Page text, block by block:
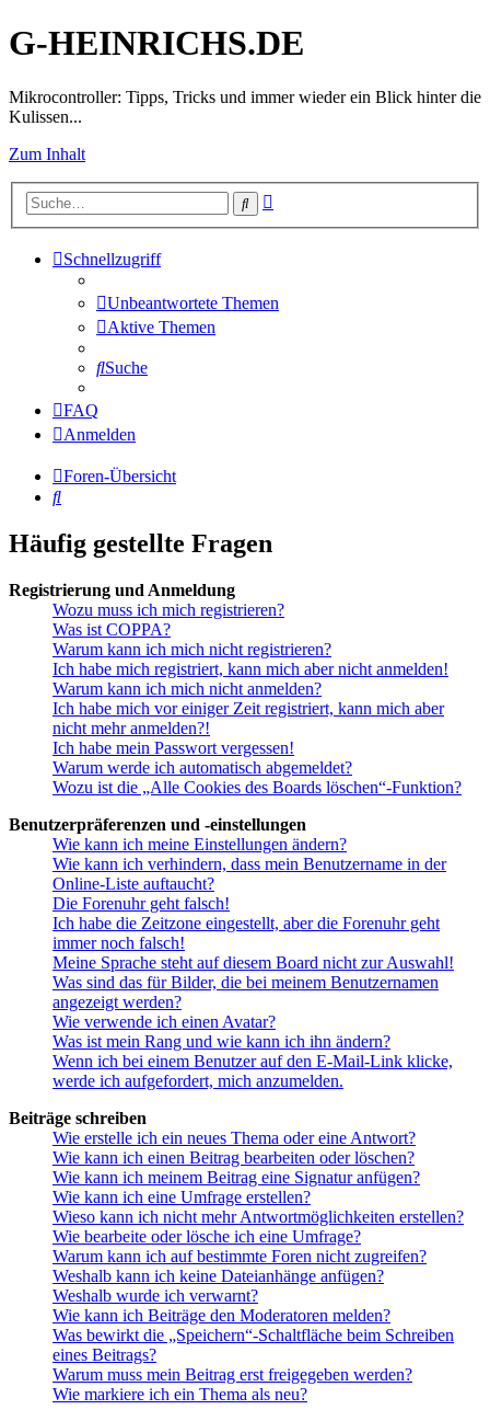
G-HEINRICHS.DE
Mikrocontroller: Tipps, Tricks und immer wieder ein Blick hinter die
Kulissen...
Zum Inhalt
Suche
Schnellzugriff
Unbeantwortete Themen
Aktive Themen
Suche
FAQ
Anmelden
Foren-Übersicht
Suche
Häufig gestellte Fragen
Registrierung und Anmeldung
Wozu muss ich mich registrieren?
Was ist COPPA?
Warum kann ich mich nicht registrieren?
Ich habe mich registriert, kann mich aber nicht anmelden!
Warum kann ich mich nicht anmelden?
Ich habe mich vor einiger Zeit registriert, kann mich aber
nicht mehr anmelden?!
Ich habe mein Passwort vergessen!
Warum werde ich automatisch abgemeldet?
Wozu ist die „Alle Cookies des Boards löschen“-Funktion?
Benutzerpräferenzen und -einstellungen
Wie kann ich meine Einstellungen ändern?
Wie kann ich verhindern, dass mein Benutzername in der
Online-Liste auftaucht?
Die Forenuhr geht falsch!
Ich habe die Zeitzone eingestellt, aber die Forenuhr geht
immer noch falsch!
Meine Sprache steht auf diesem Board nicht zur Auswahl!
Was sind das für Bilder, die bei meinem Benutzernamen
angezeigt werden?
Wie verwende ich einen Avatar?
Was ist mein Rang und wie kann ich ihn ändern?
Wenn ich bei einem Benutzer auf den E-Mail-Link klicke,
werde ich aufgefordert, mich anzumelden.
Beiträge schreiben
Wie erstelle ich ein neues Thema oder eine Antwort?
Wie kann ich einen Beitrag bearbeiten oder löschen?
Wie kann ich meinem Beitrag eine Signatur anfügen?
Wie kann ich eine Umfrage erstellen?
Wieso kann ich nicht mehr Antwortmöglichkeiten erstellen?
Wie bearbeite oder lösche ich eine Umfrage?
Warum kann ich auf bestimmte Foren nicht zugreifen?
Weshalb kann ich keine Dateianhänge anfügen?
Weshalb wurde ich verwarnt?
Wie kann ich Beiträge den Moderatoren melden?
Was bewirkt die „Speichern“-Schaltfläche beim Schreiben
eines Beitrags?
Warum muss mein Beitrag erst freigegeben werden?
Wie markiere ich ein Thema als neu?